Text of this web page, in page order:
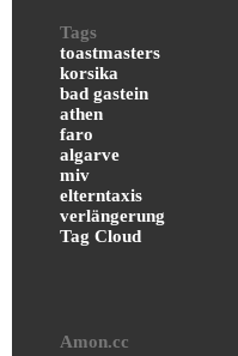
Tags
toastmasters
korsika
bad gastein
athen
faro
algarve
miv
elterntaxis
verlängerung
Tag Cloud
Amon.cc